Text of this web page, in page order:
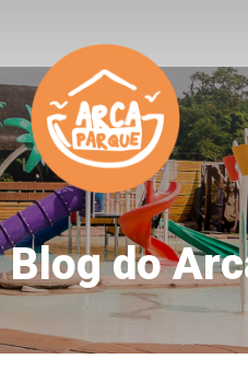
Blog do